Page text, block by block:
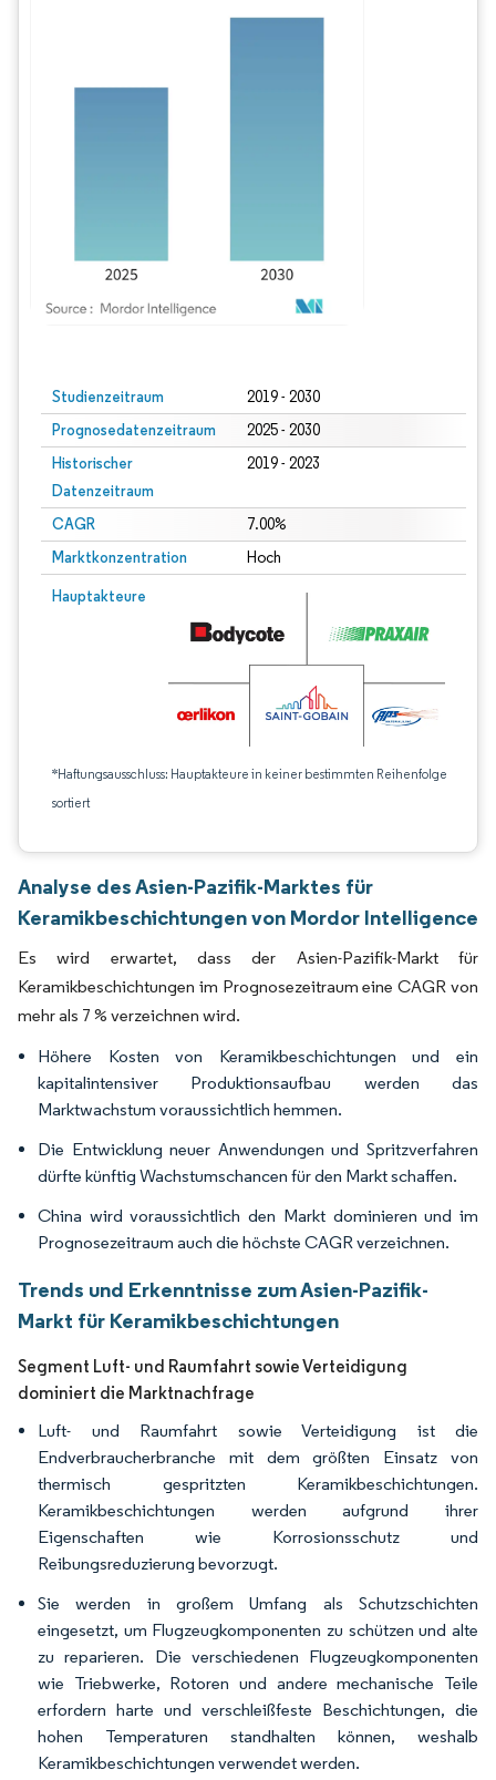
Studienzeitraum 2019 - 2030
Prognosedatenzeitraum 2025 - 2030
Historischer
Datenzeitraum
2019 - 2023
CAGR 7.00%
Marktkonzentration Hoch
Hauptakteure
*Haftungsausschluss: Hauptakteure in keiner bestimmten Reihenfolge
sortiert
Analyse des Asien-Pazifik-Marktes für
Keramikbeschichtungen von Mordor Intelligence
Es wird erwartet, dass der Asien-Pazifik-Markt für
Keramikbeschichtungen im Prognosezeitraum eine CAGR von
mehr als 7 % verzeichnen wird.
Höhere Kosten von Keramikbeschichtungen und ein
kapitalintensiver Produktionsaufbau werden das
Marktwachstum voraussichtlich hemmen.
Die Entwicklung neuer Anwendungen und Spritzverfahren
dürfte künftig Wachstumschancen für den Markt schaffen.
China wird voraussichtlich den Markt dominieren und im
Prognosezeitraum auch die höchste CAGR verzeichnen.
Trends und Erkenntnisse zum Asien-Pazifik-
Markt für Keramikbeschichtungen
Segment Luft- und Raumfahrt sowie Verteidigung
dominiert die Marktnachfrage
Luft- und Raumfahrt sowie Verteidigung ist die
Endverbraucherbranche mit dem größten Einsatz von
thermisch gespritzten Keramikbeschichtungen.
Keramikbeschichtungen werden aufgrund ihrer
Eigenschaften wie Korrosionsschutz und
Reibungsreduzierung bevorzugt.
Sie werden in großem Umfang als Schutzschichten
eingesetzt, um Flugzeugkomponenten zu schützen und alte
zu reparieren. Die verschiedenen Flugzeugkomponenten
wie Triebwerke, Rotoren und andere mechanische Teile
erfordern harte und verschleißfeste Beschichtungen, die
hohen Temperaturen standhalten können, weshalb
Keramikbeschichtungen verwendet werden.